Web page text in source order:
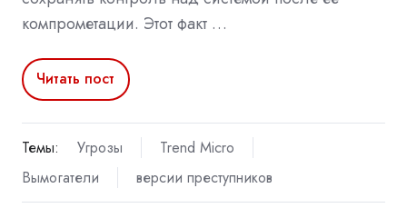
компрометации. Этот факт …
Читать пост
Темы: Угрозы
Trend Micro
Вымогатели
версии преступников